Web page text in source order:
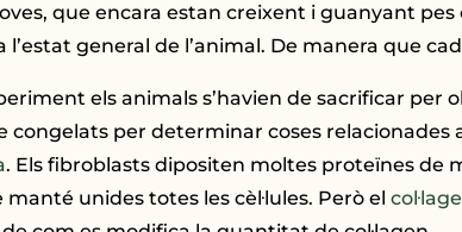
que encara estan creixent i guanyant
l’estat general de l’animal. De manera que
els animals s’havien de sacrificar
congelats per determinar coses relacionades
. Els fibroblasts dipositen moltes proteïnes de
unides totes les cèl·lules. Però el